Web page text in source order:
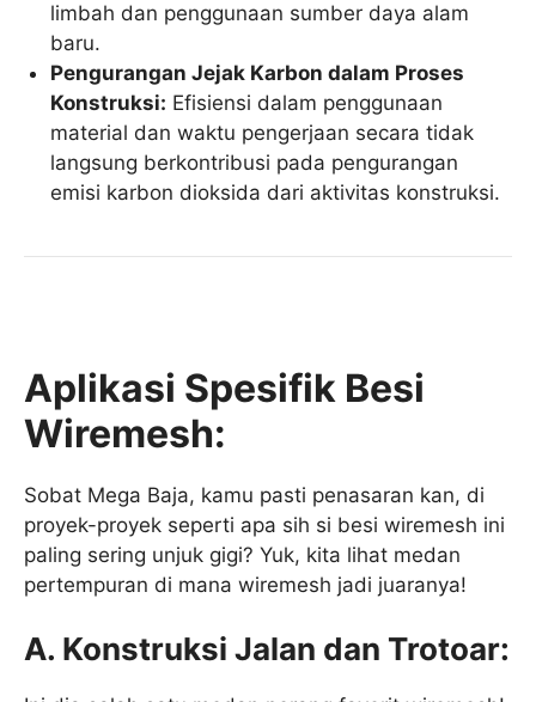
limbah dan penggunaan sumber daya alam
baru.
Pengurangan Jejak Karbon dalam Proses
Konstruksi: Efisiensi dalam penggunaan
material dan waktu pengerjaan secara tidak
langsung berkontribusi pada pengurangan
emisi karbon dioksida dari aktivitas konstruksi.
Aplikasi Spesifik Besi
Wiremesh:
Sobat Mega Baja, kamu pasti penasaran kan, di
proyek-proyek seperti apa sih si besi wiremesh ini
paling sering unjuk gigi? Yuk, kita lihat medan
pertempuran di mana wiremesh jadi juaranya!
A. Konstruksi Jalan dan Trotoar: